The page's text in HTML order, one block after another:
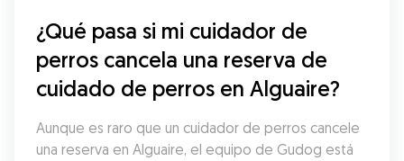
¿Qué pasa si mi cuidador de
perros cancela una reserva de
cuidado de perros en Alguaire?
Aunque es raro que un cuidador de perros cancele
una reserva en Alguaire, el equipo de Gudog está